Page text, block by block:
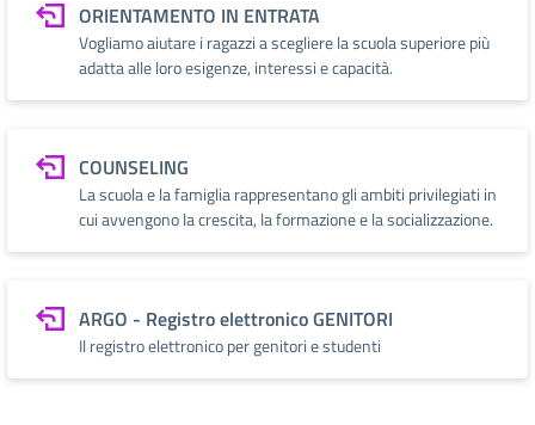
ORIENTAMENTO IN ENTRATA
Vogliamo aiutare i ragazzi a scegliere la scuola superiore più
adatta alle loro esigenze, interessi e capacità.
COUNSELING
La scuola e la famiglia rappresentano gli ambiti privilegiati in
cui avvengono la crescita, la formazione e la socializzazione.
ARGO - Registro elettronico GENITORI
Il registro elettronico per genitori e studenti